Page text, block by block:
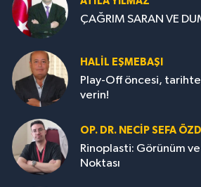
ÇAĞRIM SARAN VE
HALIL EŞMEBAŞI
Play-Off öncesi,
verin!
OP. DR. NECIP SEFA
Rinoplasti: Görünüm ve
Noktası